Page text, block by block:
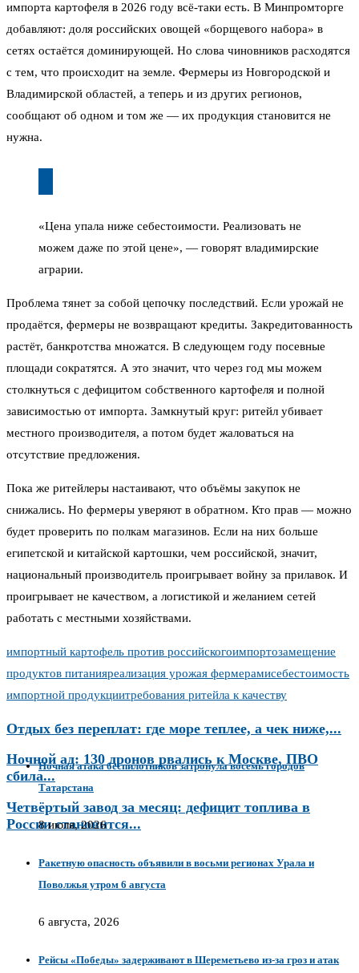
импорта картофеля в 2026 году всё-таки есть. В Минпромторге
добавляют: доля российских овощей «борщевого набора» в
сетях остаётся доминирующей. Но слова чиновников расходятся
с тем, что происходит на земле. Фермеры из Новгородской и
Владимирской областей, а теперь и из других регионов,
сообщают об одном и том же — их продукция становится не
нужна.
«Цена упала ниже себестоимости. Реализовать не
можем даже по этой цене», — говорят владимирские
аграрии.
Проблема тянет за собой цепочку последствий. Если урожай не
продаётся, фермеры не возвращают кредиты. Закредитованность
растёт, банкротства множатся. В следующем году посевные
площади сократятся. А это значит, что через год мы можем
столкнуться с дефицитом собственного картофеля и полной
зависимостью от импорта. Замкнутый круг: ритейл убивает
местного производителя, а потом будет жаловаться на
отсутствие предложения.
Пока же ритейлеры настаивают, что объёмы закупок не
снижались. Но фермеры уверяют в обратном. Кто прав — можно
будет проверить по полкам магазинов. Если на них больше
египетской и китайской картошки, чем российской, значит,
национальный производитель проигрывает войну за прилавок. И
проигрывает не качеством, а логистикой и желанием сетей
работать с местными хозяйствами.
импортный картофель против российскогоимпортозамещение
продуктов питанияреализация урожая фермерамисебестоимость
импортной продукциитребования ритейла к качеству
Отдых без переплат: где море теплее, а чек ниже,...
Ночной ад: 130 дронов рвались к Москве, ПВО
сбила...
Четвёртый завод за месяц: дефицит топлива в
России становится...
Ночная атака беспилотников затронула восемь городов
Татарстана
8 июля, 2026
Ракетную опасность объявили в восьми регионах Урала и
Поволжья утром 6 августа
6 августа, 2026
Рейсы «Победы» задерживают в Шереметьево из-за гроз и атак